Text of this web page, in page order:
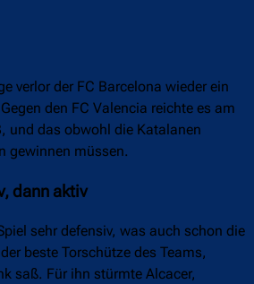
verlor der FC Barcelona wieder ein
den FC Valencia reichte es am
und das obwohl die Katalanen
gewinnen müssen.
dann aktiv
sehr defensiv, was auch schon die
beste Torschütze des Teams,
saß. Für ihn stürmte Alcacer,